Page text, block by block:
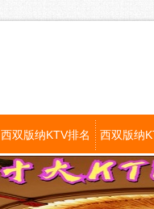
西双版纳KTV排名 西双版纳